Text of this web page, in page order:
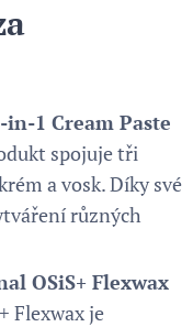
1 Cream Paste
spojuje tři
a vosk. Díky své
různých
OSiS+ Flexwax
Flexwax je